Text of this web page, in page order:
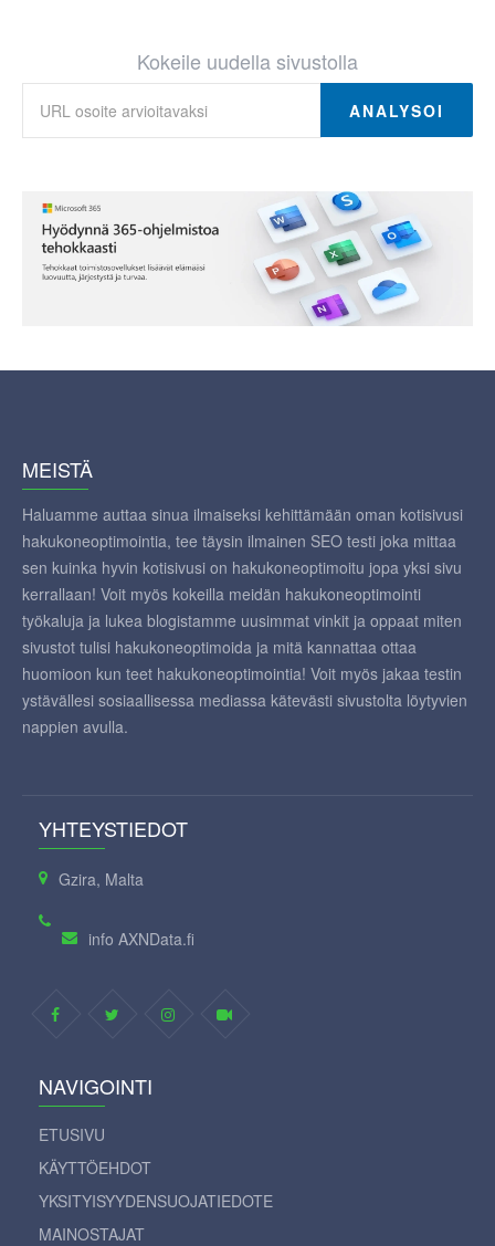
Kokeile uudella sivustolla
ANALYSOI
MEISTÄ
Haluamme auttaa sinua ilmaiseksi kehittämään oman kotisivusi
hakukoneoptimointia, tee täysin ilmainen SEO testi joka mittaa
sen kuinka hyvin kotisivusi on hakukoneoptimoitu jopa yksi sivu
kerrallaan! Voit myös kokeilla meidän hakukoneoptimointi
työkaluja ja lukea blogistamme uusimmat vinkit ja oppaat miten
sivustot tulisi hakukoneoptimoida ja mitä kannattaa ottaa
huomioon kun teet hakukoneoptimointia! Voit myös jakaa testin
ystävällesi sosiaallisessa mediassa kätevästi sivustolta löytyvien
nappien avulla.
YHTEYSTIEDOT
Gzira, Malta
info AXNData.fi
NAVIGOINTI
ETUSIVU
KÄYTTÖEHDOT
YKSITYISYYDENSUOJATIEDOTE
MAINOSTAJAT